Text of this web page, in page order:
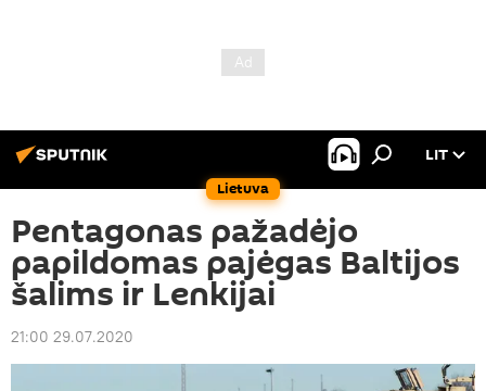
Lietuva
LIT
Pentagonas pažadėjo
papildomas pajėgas Baltijos
šalims ir Lenkijai
21:00 29.07.2020